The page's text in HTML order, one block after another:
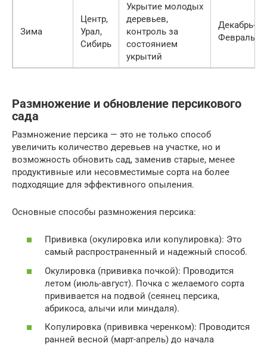
Зима
Центр,
Урал,
Сибирь
Укрытие молодых
деревьев,
контроль за
состоянием
укрытий
Декабрь-
Февраль
Размножение и обновление персикового
сада
Размножение персика — это не только способ
увеличить количество деревьев на участке, но и
возможность обновить сад, заменив старые, менее
продуктивные или несовместимые сорта на более
подходящие для эффективного опыления.
Основные способы размножения персика:
Прививка (окулировка или копулировка): Это
самый распространенный и надежный способ.
Окулировка (прививка почкой): Проводится
летом (июль-август). Почка с желаемого сорта
прививается на подвой (сеянец персика,
абрикоса, алычи или миндаля).
Копулировка (прививка черенком): Проводится
ранней весной (март-апрель) до начала